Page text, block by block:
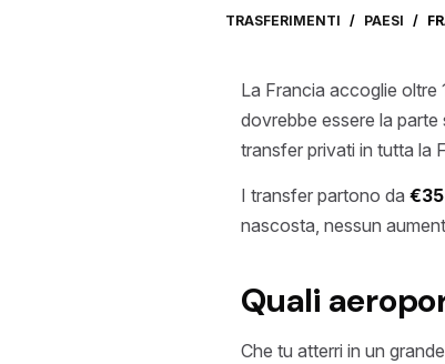
TRASFERIMENTI / PAESI /
La Francia accoglie oltre
dovrebbe essere la
transfer privati in tutta la
I transfer partono da €35
nascosta, nessun
Quali
Che tu atterri in un